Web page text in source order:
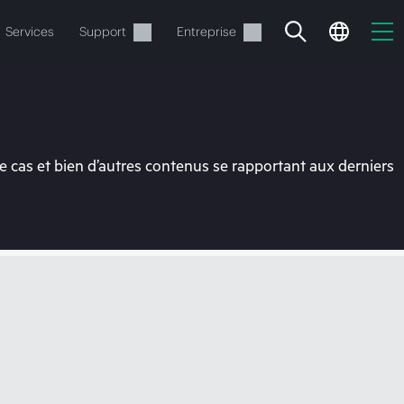
Services Support Entreprise
et bien d’autres contenus se rapportant aux derniers